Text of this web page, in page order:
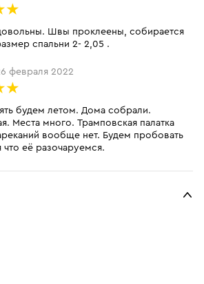
Швы проклеены, собирается
спальни 2- 2,05 .
февраля 2022
будем летом. Дома собрали.
Места много. Трамповская палатка
вообще нет. Будем пробовать
что её разочаруемся.